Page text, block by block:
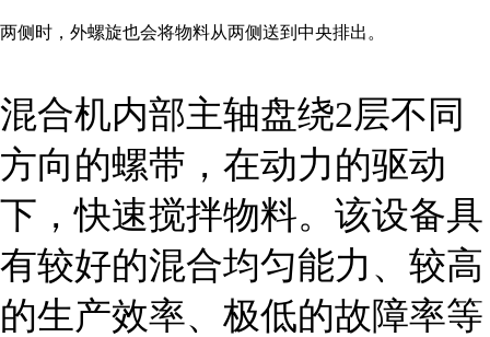
两侧时，外螺旋也会将物料从两侧送到中央排出。
混合机内部主轴盘绕2层不同
方向的螺带，在动力的驱动
下，快速搅拌物料。该设备具
有较好的混合均匀能力、较高
的生产效率、极低的故障率等